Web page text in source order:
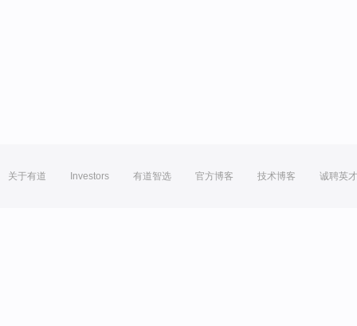
关于有道 Investors 有道智选 官方博客 技术博客 诚聘英才